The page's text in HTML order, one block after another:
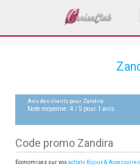
Avis des clients pour Zandira
Note moyenne :4 /5 pour 1 avis
Code promo Zandira
Economisez sur vos achats Bijoux & Accessoires